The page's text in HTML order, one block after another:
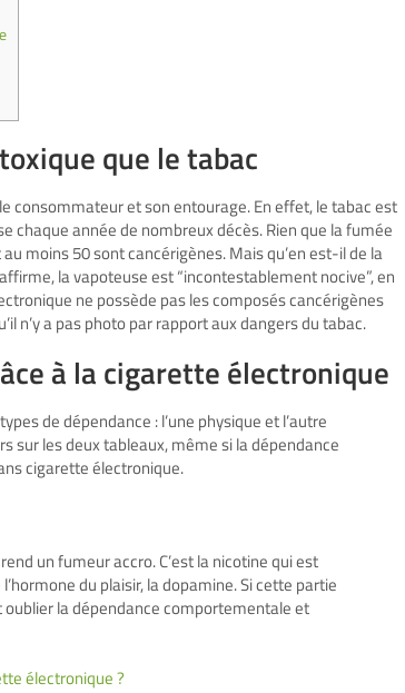
que le tabac
consommateur et son entourage. En effet, le tabac est
chaque année de nombreux décès. Rien que la fumée
moins 50 sont cancérigènes. Mais qu’en est-il de la
la vapoteuse est “incontestablement nocive”, en
ne possède pas les composés cancérigènes
n’y a pas photo par rapport aux dangers du tabac.
à la cigarette électronique
de dépendance : l’une physique et l’autre
sur les deux tableaux, même si la dépendance
cigarette électronique.
un fumeur accro. C’est la nicotine qui est
du plaisir, la dopamine. Si cette partie
la dépendance comportementale et
électronique ?